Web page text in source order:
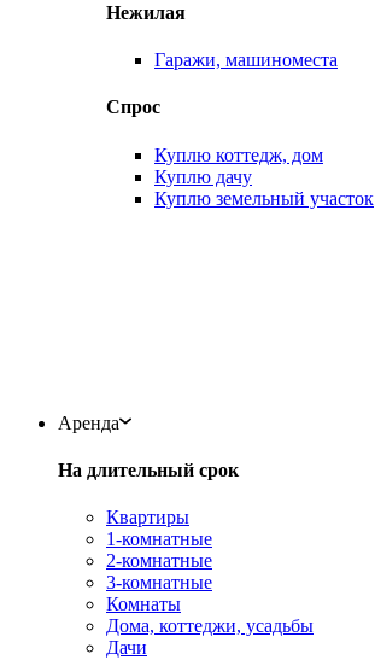
Нежилая
Гаражи, машиноместа
Спрос
Куплю коттедж, дом
Куплю дачу
Куплю земельный участок
Аренда
На длительный срок
Квартиры
1-комнатные
2-комнатные
3-комнатные
Комнаты
Дома, коттеджи, усадьбы
Дачи